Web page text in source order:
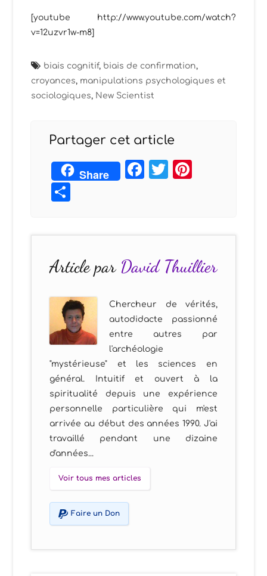
[youtube http://www.youtube.com/watch?
v=12uzvr1w-m8]
biais cognitif, biais de confirmation,
croyances, manipulations psychologiques et
sociologiques, New Scientist
Partager cet article
Share Facebook
Twitter
Article par David Thuillier
Chercheur de vérités,
autodidacte passionné
entre autres par
l'archéologie
"mystérieuse" et les sciences en
général. Intuitif et ouvert à la
spiritualité depuis une expérience
personnelle particulière qui m'est
arrivée au début des années 1990. J'ai
travaillé pendant une dizaine
d'années...
Voir tous mes articles
Faire un Don